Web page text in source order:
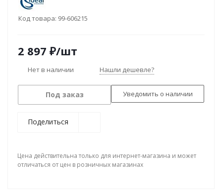
Код товара: 99-606215
2 897 ₽/шт
Нет в наличии Нашли дешевле?
Под заказ Уведомить о наличии
Поделиться
Цена действительна только для интернет-магазина и может
отличаться от цен в розничных магазинах